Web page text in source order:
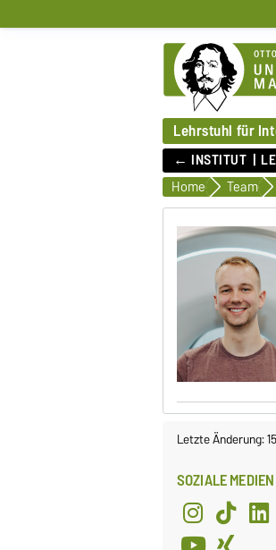
Lehrstuhl für
← INSTITUT
Home Team
Letzte Änderung:
SOZIALE MEDIEN